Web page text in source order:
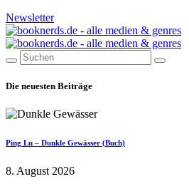
Newsletter
Die neuesten Beiträge
Ping Lu – Dunkle Gewässer (Buch)
8. August 2026